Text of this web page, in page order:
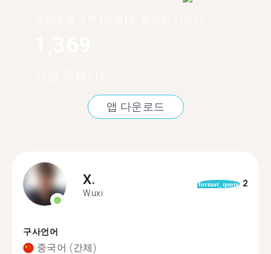
앱 다운로드
X.
Wuxi
format_quote 2
구사언어
중국어 (간체)